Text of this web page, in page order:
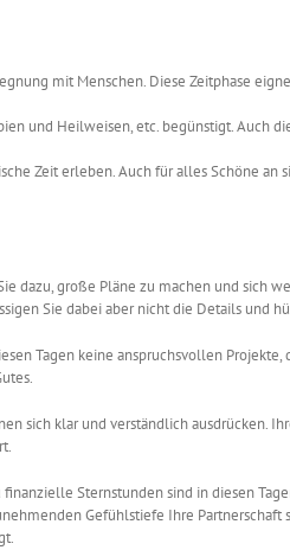
mit Menschen. Diese Zeitphase
und Heilweisen, etc. begünstigt. Auch
Zeit erleben. Auch für alles Schöne an
dazu, große Pläne zu machen und sich
Sie dabei aber nicht die Details und
Tagen keine anspruchsvollen
sich klar und verständlich ausdrücken.
finanzielle Sternstunden sind in diesen
Gefühlstiefe Ihre